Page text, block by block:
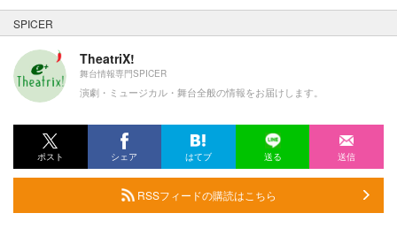
SPICER
TheatriX!
舞台情報専門SPICER
演劇・ミュージカル・舞台全般の情報をお届けします。
ポスト シェア はてブ 送る 送信
RSSフィードの購読はこちら